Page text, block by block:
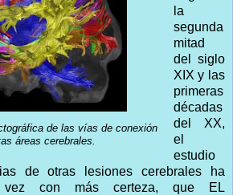
de las vías de conexión
áreas cerebrales.
la
segunda
mitad
del siglo
XIX y las
primeras
décadas
del XX,
el
estudio
de otras lesiones cerebrales ha
vez con más certeza, que EL